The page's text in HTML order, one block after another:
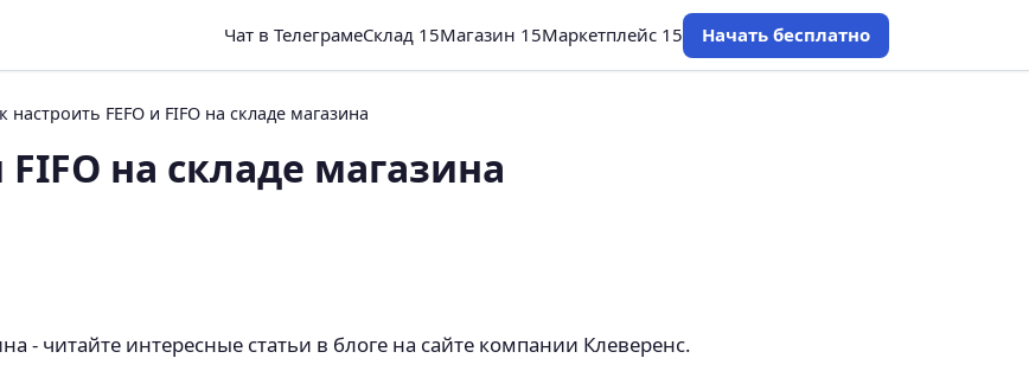
Чат в ТелеграмеСклад 15Магазин 15Маркетплейс 15 Начать бесплатно
настроить FEFO и FIFO на складе магазина
FIFO на складе магазина
- читайте интересные статьи в блоге на сайте компании Клеверенс.